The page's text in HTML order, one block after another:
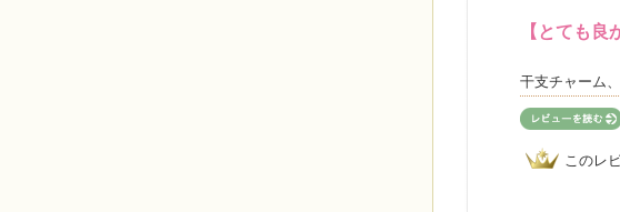
【とても良
干支チャーム
このレ